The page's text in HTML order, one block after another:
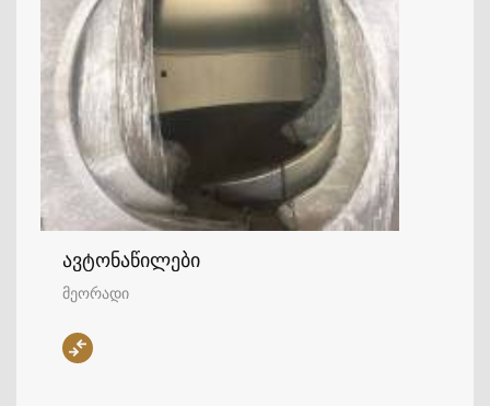
ავტონაწილები
მეორადი